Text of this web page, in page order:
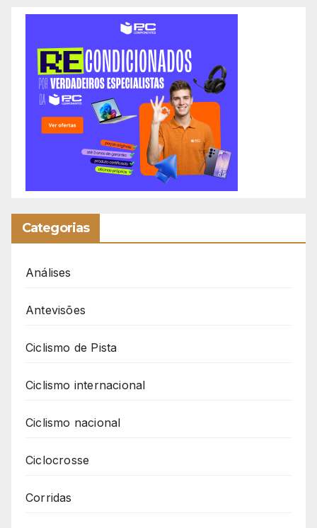
Categorias
Análises
Antevisões
Ciclismo de Pista
Ciclismo internacional
Ciclismo nacional
Ciclocrosse
Corridas